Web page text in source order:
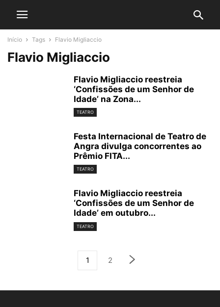
Início Tags Flavio Migliaccio
Flavio Migliaccio
Flavio Migliaccio reestreia
‘Confissões de um Senhor de
Idade’ na Zona...
TEATRO
Festa Internacional de Teatro de
Angra divulga concorrentes ao
Prêmio FITA...
TEATRO
Flavio Migliaccio reestreia
‘Confissões de um Senhor de
Idade’ em outubro...
TEATRO
1 2